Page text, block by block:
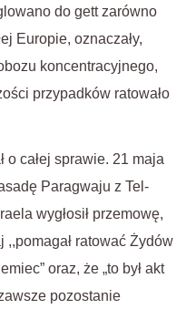
do gett zarówno
Europie, oznaczały,
koncentracyjnego,
przypadków ratowało
o całej sprawie. 21 maja
Paragwaju z Tel-
wygłosił przemowę,
,,pomagał ratować Żydów
oraz, że „to był akt
pozostanie